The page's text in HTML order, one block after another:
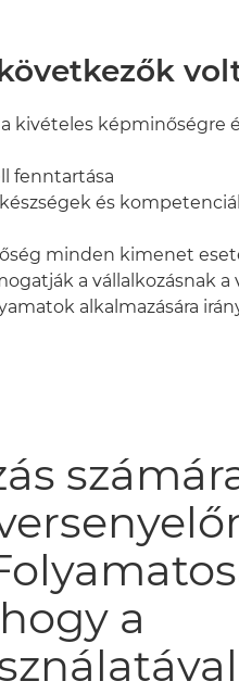
a kivételes képminőségre
fenntartása
és
minden kimenet
a vállalkozásnak
alkalmazására
a